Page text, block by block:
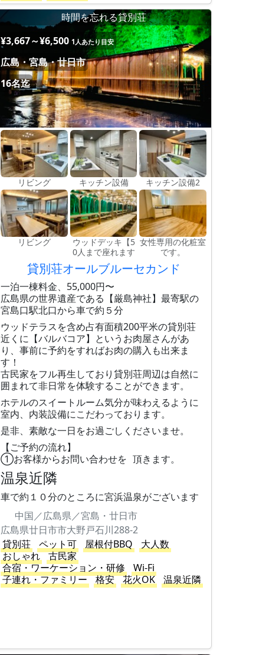
時間を忘れる貸別荘
¥3,667～¥6,500 1人あたり目安
広島・宮島・廿日市
16名迄
リビング キッチン設備 キッチン設備2
リビング
ウッドデッキ【5
0人まで座れます
女性専用の化粧室
です。
貸別荘オールブルーセカンド
一泊一棟料金、55,000円〜
広島県の世界遺産である【厳島神社】最寄駅の
宮島口駅北口から車で約５分
ウッドテラスを含め占有面積200平米の貸別荘
近くに【バルバコア】というお肉屋さんがあ
り、事前に予約をすればお肉の購入も出来ま
す！
古民家をフル再生しており貸別荘周辺は自然に
囲まれて非日常を体験することができます。
ホテルのスイートルーム気分が味わえるように
室内、内装設備にこだわっております。
是非、素敵な一日をお過ごしくださいませ。
【ご予約の流れ】
①お客様からお問い合わせを 頂きます。
温泉近隣
車で約１０分のところに宮浜温泉がございます
中国／広島県／宮島・廿日市
広島県廿日市市大野戸石川288-2
貸別荘
ペット可 屋根付BBQ
大人数
おしゃれ
古民家
合宿・ワーケーション・研修
Wi-Fi
子連れ・ファミリー
格安 花火OK 温泉近隣